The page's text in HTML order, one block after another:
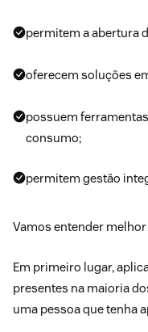
permitem a abertura
oferecem soluções
possuem
consumo;
permitem gestão
Vamos entender
Em primeiro lugar,
presentes na maioria
uma pessoa que tenha